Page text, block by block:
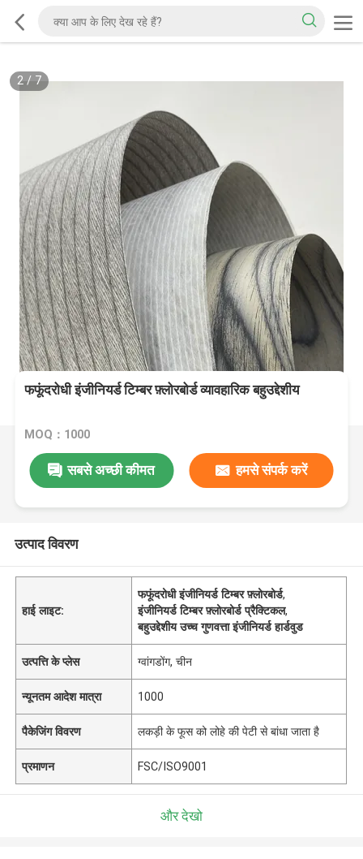
2/ 7
फफूंदरोधी इंजीनियर्ड टिम्बर फ़्लोरबोर्ड व्यावहारिक बहुउद्देशीय
MOQ：1000
सबसे अच्छी कीमत हमसे संपर्क करें
उत्पाद विवरण
हाई लाइट:
फफूंदरोधी इंजीनियर्ड टिम्बर फ़्लोरबोर्ड,
इंजीनियर्ड टिम्बर फ़्लोरबोर्ड प्रैक्टिकल,
बहुउद्देशीय उच्च गुणवत्ता इंजीनियर्ड हार्डवुड
उत्पत्ति के प्लेस ग्वांगडोंग, चीन
न्यूनतम आदेश मात्रा 1000
पैकेजिंग विवरण लकड़ी के फूस को लोहे की पेटी से बांधा जाता है
प्रमाणन FSC/ISO9001
और देखो